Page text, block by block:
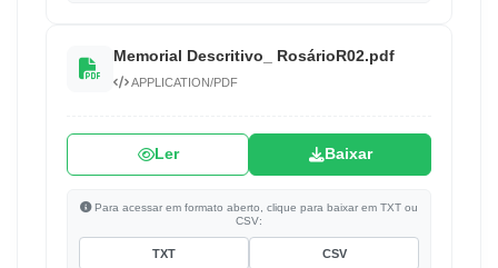
Memorial Descritivo_ RosárioR02.pdf
APPLICATION/PDF
Ler Baixar
Para acessar em formato aberto, clique para baixar em TXT ou
CSV:
TXT CSV